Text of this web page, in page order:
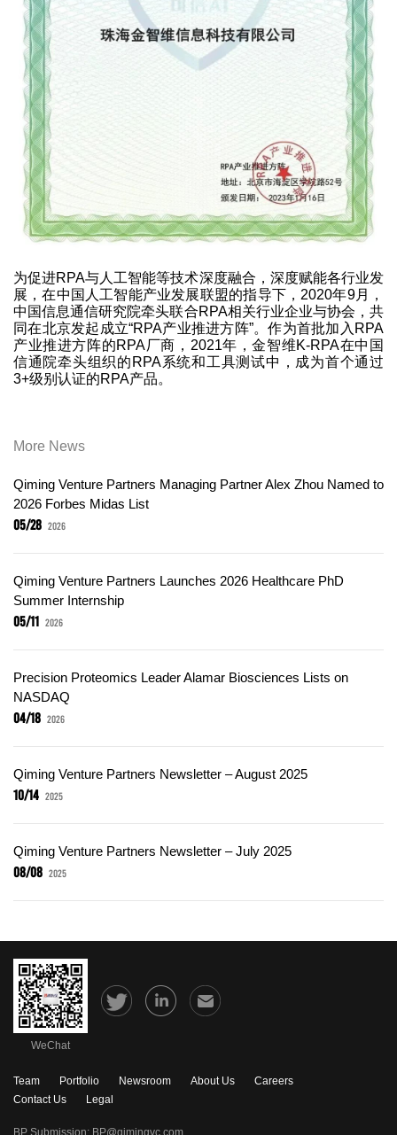
为促进RPA与人工智能等技术深度融合，深度赋能各行业发
展，在中国人工智能产业发展联盟的指导下，2020年9月，
中国信息通信研究院牵头联合RPA相关行业企业与协会，共
同在北京发起成立“RPA产业推进方阵”。作为首批加入RPA
产业推进方阵的RPA厂商，2021年，金智维K-RPA在中国
信通院牵头组织的RPA系统和工具测试中，成为首个通过
3+级别认证的RPA产品。
More News
Qiming Venture Partners Managing Partner Alex Zhou Named to
2026 Forbes Midas List
05/28 2026
Qiming Venture Partners Launches 2026 Healthcare PhD
Summer Internship
05/11 2026
Precision Proteomics Leader Alamar Biosciences Lists on
NASDAQ
04/18 2026
Qiming Venture Partners Newsletter – August 2025
10/14 2025
Qiming Venture Partners Newsletter – July 2025
08/08 2025
WeChat
Team Portfolio Newsroom About Us
Careers
Contact Us
Legal
BP Submission: BP@qimingvc.com